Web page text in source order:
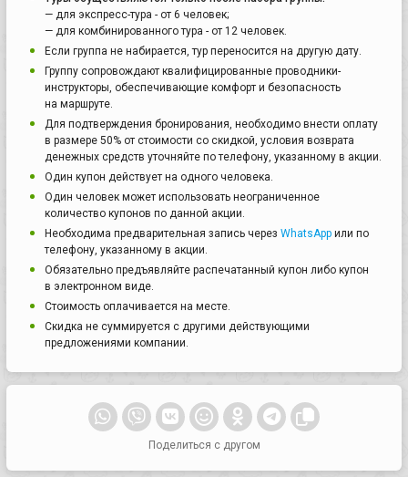
— для экспресс-тура - от 6 человек;
— для комбинированного тура - от 12 человек.
Если группа не набирается, тур переносится на другую дату.
Группу сопровождают квалифицированные проводники-
инструкторы, обеспечивающие комфорт и безопасность
на маршруте.
Для подтверждения бронирования, необходимо внести оплату
в размере 50% от стоимости со скидкой, условия возврата
денежных средств уточняйте по телефону, указанному в акции.
Один купон действует на одного человека.
Один человек может использовать неограниченное
количество купонов по данной акции.
Необходима предварительная запись через WhatsApp или по
телефону, указанному в акции.
Обязательно предъявляйте распечатанный купон либо купон
в электронном виде.
Стоимость оплачивается на месте.
Скидка не суммируется с другими действующими
предложениями компании.
Поделиться с другом